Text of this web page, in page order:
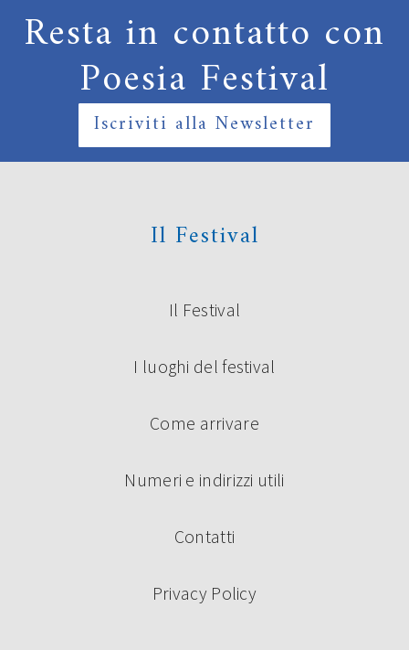
Resta in contatto con
Poesia Festival
Iscriviti alla Newsletter
Il Festival
Il Festival
I luoghi del festival
Come arrivare
Numeri e indirizzi utili
Contatti
Privacy Policy